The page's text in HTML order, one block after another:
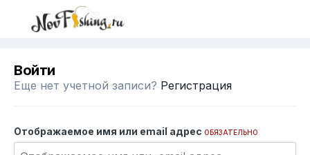
Войти
Еще нет учетной записи? Регистрация
Отображаемое имя или email адрес ОБЯЗАТЕЛЬНО